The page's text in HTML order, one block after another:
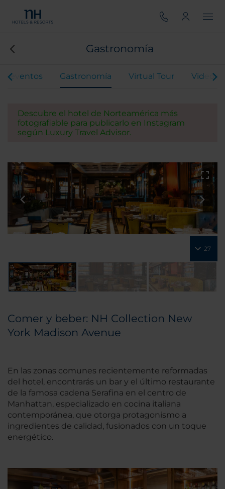
Gastronomía
y eventos Gastronomía Virtual Tour Video
Descubre el hotel de Norteamérica más
fotografiable para publicarlo en Instagram
según Luxury Travel Advisor.
27
Comer y beber: NH Collection New
York Madison Avenue
En las zonas comunes recientemente reformadas
del hotel, encontrarás un bar y el último restaurante
de la famosa cadena Serafina en el centro de
Manhattan, especializado en cocina italiana
contemporánea, que otorga protagonismo a
ingredientes de calidad, fusionados con un toque
energético.